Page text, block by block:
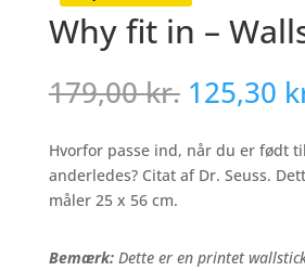
Why fit in –
179,00kr. Den
pris
var:
179,00
125,30
Hvorfor passe ind, når du er født
anderledes? Citat af Dr. Seuss.
måler 25 x 56 cm.
Bemærk:Dette er en printet